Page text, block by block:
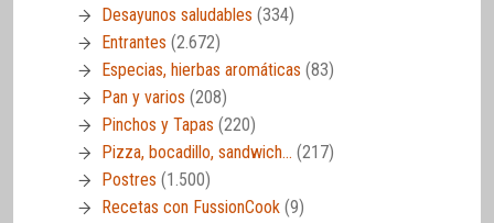
Desayunos saludables (334)
Entrantes (2.672)
Especias, hierbas aromáticas (83)
Pan y varios (208)
Pinchos y Tapas (220)
Pizza, bocadillo, sandwich… (217)
Postres (1.500)
Recetas con FussionCook (9)